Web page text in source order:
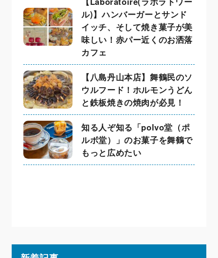
ル)】ハンバーガーとサンド
イッチ、そして焼き菓子が美
味しい！赤パー近くのお洒落
カフェ
【八島丹山本店】舞鶴民のソ
ウルフード！ホルモンうどん
と鉄板焼きの焼肉が必見！
知る人ぞ知る「polvo堂（ポ
ルボ堂）」のお菓子を舞鶴で
もっと広めたい